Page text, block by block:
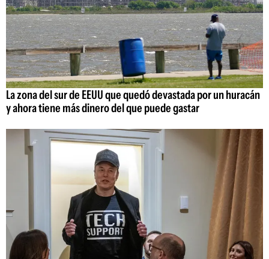
La zona del sur de EEUU que quedó devastada por un huracán
y ahora tiene más dinero del que puede gastar